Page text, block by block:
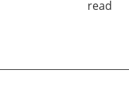
read